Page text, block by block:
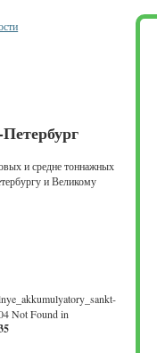
и средне тоннажных
и Великому
Not Found in